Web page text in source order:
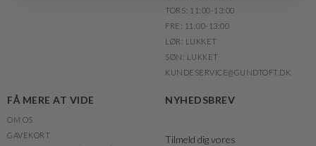
TORS: 11:00-13:00
FRE: 11:00-13:00
LØR: LUKKET
SØN: LUKKET
KUNDESERVICE@GUNDTOFT.DK
FÅ MERE AT VIDE
OM OS
GAVEKORT
NYHEDSBREV
Tilmeld dig vores